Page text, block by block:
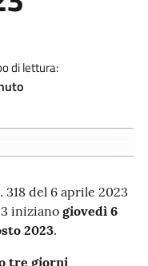
di lettura:
318 del 6 aprile 2023
iniziano giovedì 6
2023.
tre giorni